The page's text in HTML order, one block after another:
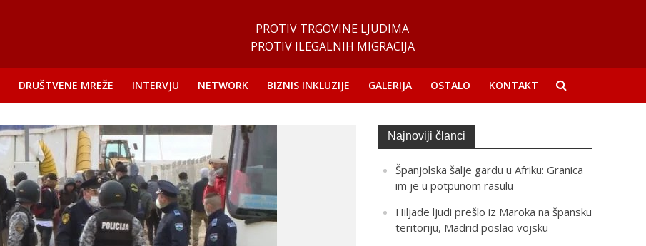
PROTIV TRGOVINE LJUDIMA
PROTIV ILEGALNIH MIGRACIJA
DRUŠTVENE MREŽE INTERVJU NETWORK BIZNIS INKLUZIJE GALERIJA OSTALO KONTAKT
Najnoviji članci
Španjolska šalje gardu u Afriku: Granica
im je u potpunom rasulu
Hiljade ljudi prešlo iz Maroka na špansku
teritoriju, Madrid poslao vojsku